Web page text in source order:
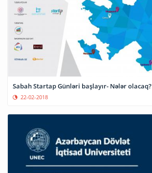
Sabah Startap Günləri başlayır- Nələr olacaq?
22-02-2018